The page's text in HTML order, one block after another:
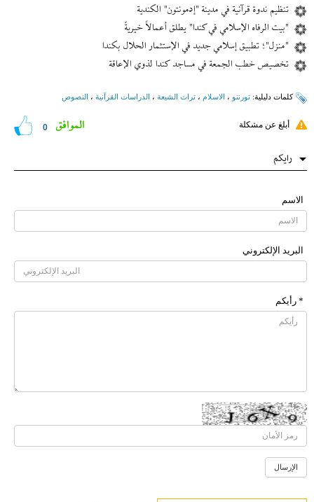
تنظیم ندوة قرآنیة في مدينة "إدمونتون" الكندية
"بیت الرفاه الإسلامي في کندا" یطلق أعمالاً خیریةً
"منزل"؛ تطبیق إسلامي جدید في الإستثمار الحلال بكندا
تخصيص خطب الجمعة في مساجد كندا لذوي الإعاقة
کلمات دلیلیة: تورنتو ، الاسلام ، تراث الشيعة ، الدراسات القرآنیة ، النصوص
أبلغ عن مشكلة 0 الموافق
رایکم
الاسم
البرید الإلکتروني
* رأیکم